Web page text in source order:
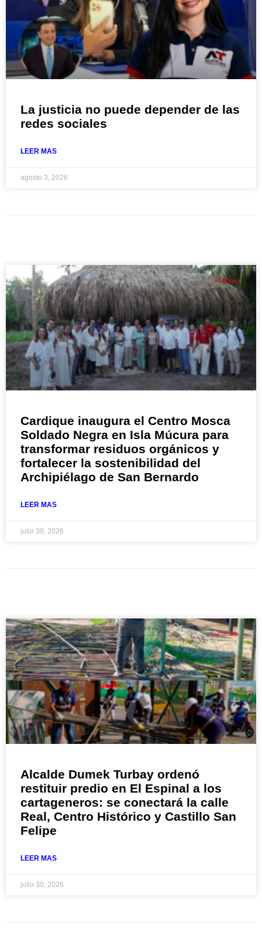
La justicia no puede depender de las
redes sociales
LEER MAS
agosto 3, 2026
REGIONAL
Cardique inaugura el Centro Mosca
Soldado Negra en Isla Múcura para
transformar residuos orgánicos y
fortalecer la sostenibilidad del
Archipiélago de San Bernardo
LEER MAS
julio 30, 2026
CARTAGENA
Alcalde Dumek Turbay ordenó
restituir predio en El Espinal a los
cartageneros: se conectará la calle
Real, Centro Histórico y Castillo San
Felipe
LEER MAS
julio 30, 2026